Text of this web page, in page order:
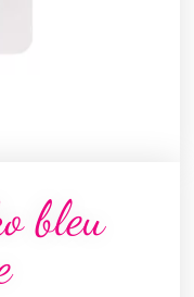
bleu